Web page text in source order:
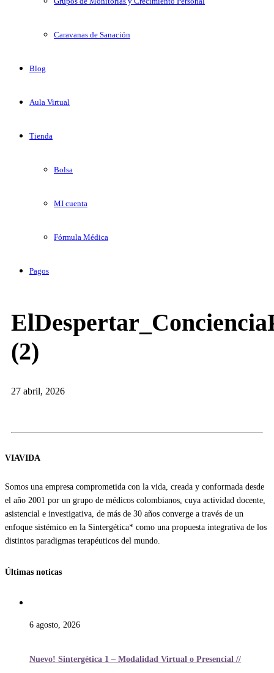
Caravanas de Sanación
Blog
Aula Virtual
Tienda
Bolsa
MI cuenta
Fórmula Médica
Pagos
(2)
27 abril, 2026
VIAVIDA
Somos una empresa comprometida con la vida, creada y conformada desde
el año 2001 por un grupo de médicos colombianos, cuya actividad docente,
asistencial e investigativa, de más de 30 años converge a través de un
enfoque sistémico en la Sintergética* como una propuesta integrativa de los
distintos paradigmas terapéuticos del mundo.
Últimas noticas
6 agosto, 2026
Nuevo! Sintergética 1 – Modalidad Virtual o Presencial //